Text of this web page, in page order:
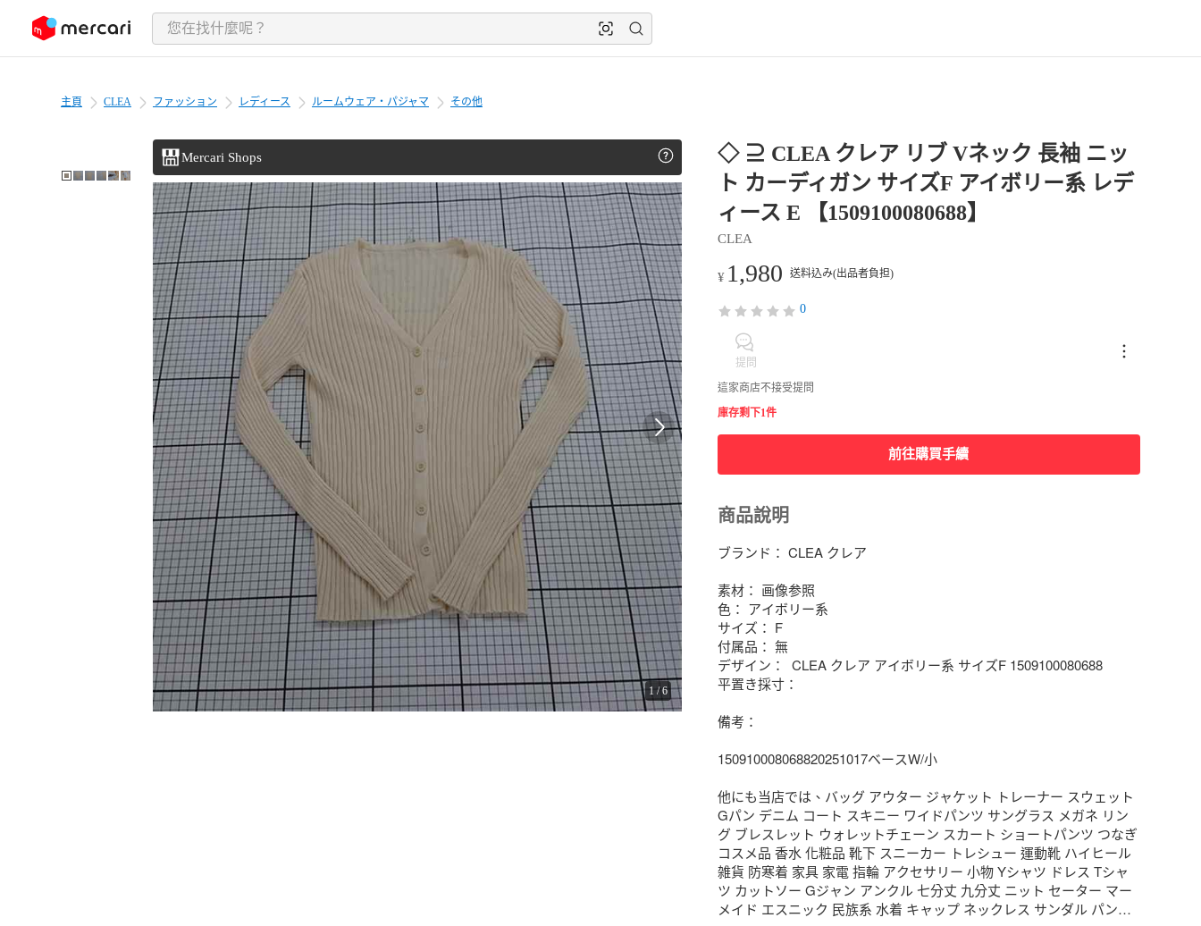
至內容
主頁 CLEA ファッション レディース ルームウェア・パジャマ その他
Mercari Shops
1/6
◇ ⊇ CLEA クレア リブ Vネック 長袖 ニッ
ト カーディガン サイズF アイボリー系 レデ
ィース E 【1509100080688】
CLEA
¥ 1,980 送料込み(出品者負担)
0
提問
這家商店不接受提問
庫存剩下1件
前往購買手續
商品說明
ブランド： CLEA クレア
素材： 画像参照
色： アイボリー系
サイズ： F
付属品： 無
デザイン：  CLEA クレア アイボリー系 サイズF 1509100080688
平置き採寸：
備考：
150910008068820251017ベースW/小
他にも当店では、バッグ アウター ジャケット トレーナー スウェット
Gパン デニム コート スキニー ワイドパンツ サングラス メガネ リン
グ ブレスレット ウォレットチェーン スカート ショートパンツ つなぎ
コスメ品 香水 化粧品 靴下 スニーカー トレシュー 運動靴 ハイヒール
雑貨 防寒着 家具 家電 指輪 アクセサリー 小物 Yシャツ ドレス Tシャ
ツ カットソー Gジャン アンクル 七分丈 九分丈 ニット セーター マー
メイド エスニック 民族系 水着 キャップ ネックレス サンダル パンプ